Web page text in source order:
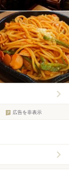
広告を非表示